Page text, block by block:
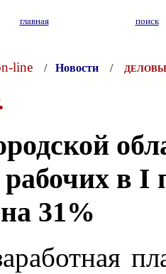
главная поиск
line / Новости /
рабочих в I
31%